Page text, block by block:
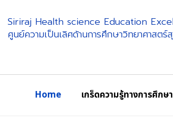
Siriraj Health science Education
ศูนย์ความเป็นเลิศด้านการศึกษาวิทยาศาสตร์
Home เกร็ดความรู้ทางการศึกษา